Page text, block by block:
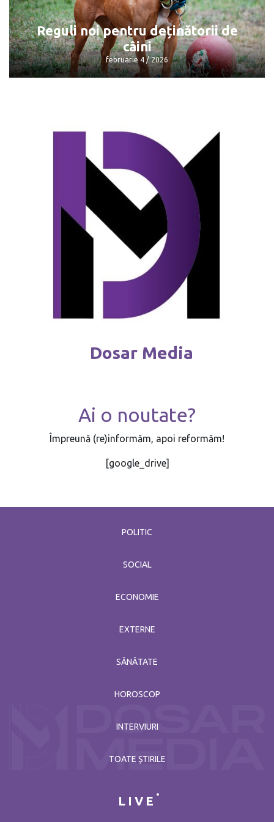
gazele naturale
februarie 4 / 2026
Reguli noi pentru deținătorii de
câini
februarie 4 / 2026
Reguli noi pentru deținătorii de câini
februarie 4 / 2026
Dosar Media
Ai o noutate?
Împreună (re)informăm, apoi reformăm!
[google_drive]
POLITIC
SOCIAL
ECONOMIE
EXTERNE
SĂNĂTATE
HOROSCOP
INTERVIURI
TOATE ȘTIRILE
LIVE